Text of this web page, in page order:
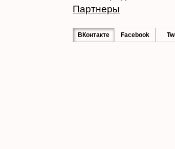
Партнеры
ВКонтакте Facebook